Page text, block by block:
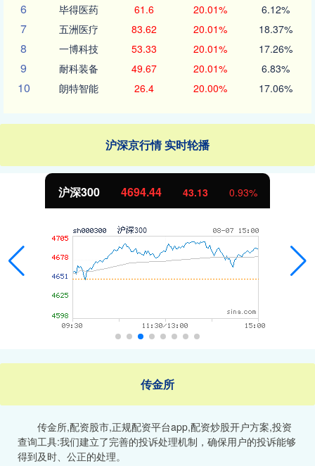
6 毕得医药 61.6 20.01% 6.12%
7 五洲医疗 83.62 20.01% 18.37%
8 一博科技 53.33 20.01% 17.26%
9 耐科装备 49.67 20.01% 6.83%
10 朗特智能 26.4 20.00% 17.06%
沪深京行情 实时轮播
沪深300 4694.44 43.13 0.93%
传金所
传金所,配资股市,正规配资平台app,配资炒股开户方案,投资
查询工具:我们建立了完善的投诉处理机制，确保用户的投诉能够
得到及时、公正的处理。